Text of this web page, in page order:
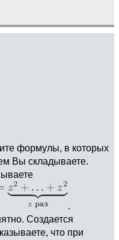
формулы, в которых
Вы складываете.
.
Создается
что при